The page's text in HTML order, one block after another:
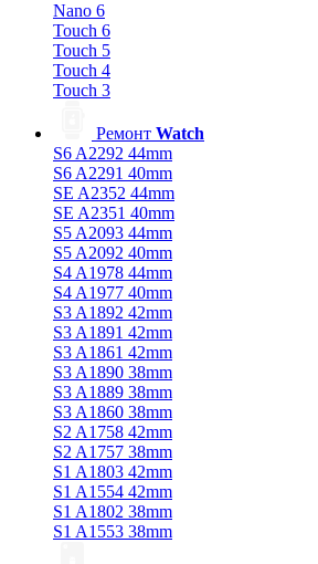
Nano 6
Touch 6
Touch 5
Touch 4
Touch 3
Ремонт Watch
S6 A2292 44mm
S6 A2291 40mm
SE A2352 44mm
SE A2351 40mm
S5 A2093 44mm
S5 A2092 40mm
S4 A1978 44mm
S4 A1977 40mm
S3 A1892 42mm
S3 A1891 42mm
S3 A1861 42mm
S3 A1890 38mm
S3 A1889 38mm
S3 A1860 38mm
S2 A1758 42mm
S2 A1757 38mm
S1 A1803 42mm
S1 A1554 42mm
S1 A1802 38mm
S1 A1553 38mm